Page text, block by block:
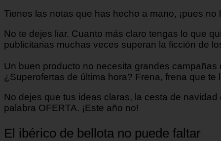
Tienes las notas que has hecho a mano, ¡pues no
No te dejes liar. Cuanto más claro tengas lo que
publicitarias muchas veces superan la ficción de
Un buen producto no necesita grandes
¿Superofertas de última hora? Frena, frena que te
No dejes que tus ideas claras, la cesta de
palabra OFERTA. ¡Este año no!
El ibérico de bellota no puede faltar